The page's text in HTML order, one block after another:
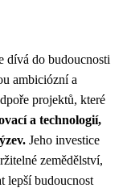
dívá do budoucnosti
ambiciózní a
projektů, které
a technologií,
Jeho investice
zemědělství,
lepší budoucnost